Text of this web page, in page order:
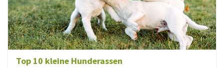
Top 10 kleine Hunderassen